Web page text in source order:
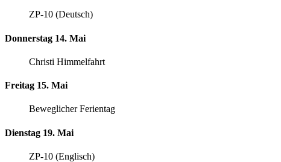
ZP-10 (Deutsch)
Donnerstag 14. Mai
Christi Himmelfahrt
Freitag 15. Mai
Beweglicher Ferientag
Dienstag 19. Mai
ZP-10 (Englisch)